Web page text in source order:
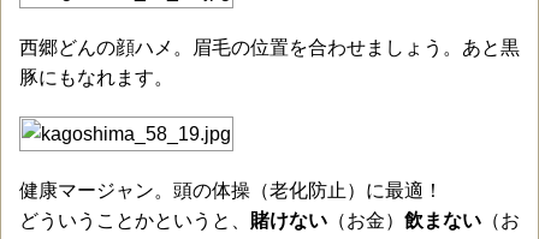
西郷どんの顔ハメ。眉毛の位置を合わせましょう。あと黒
豚にもなれます。
健康マージャン。頭の体操（老化防止）に最適！
どういうことかというと、 賭けない （お金） 飲まない （お